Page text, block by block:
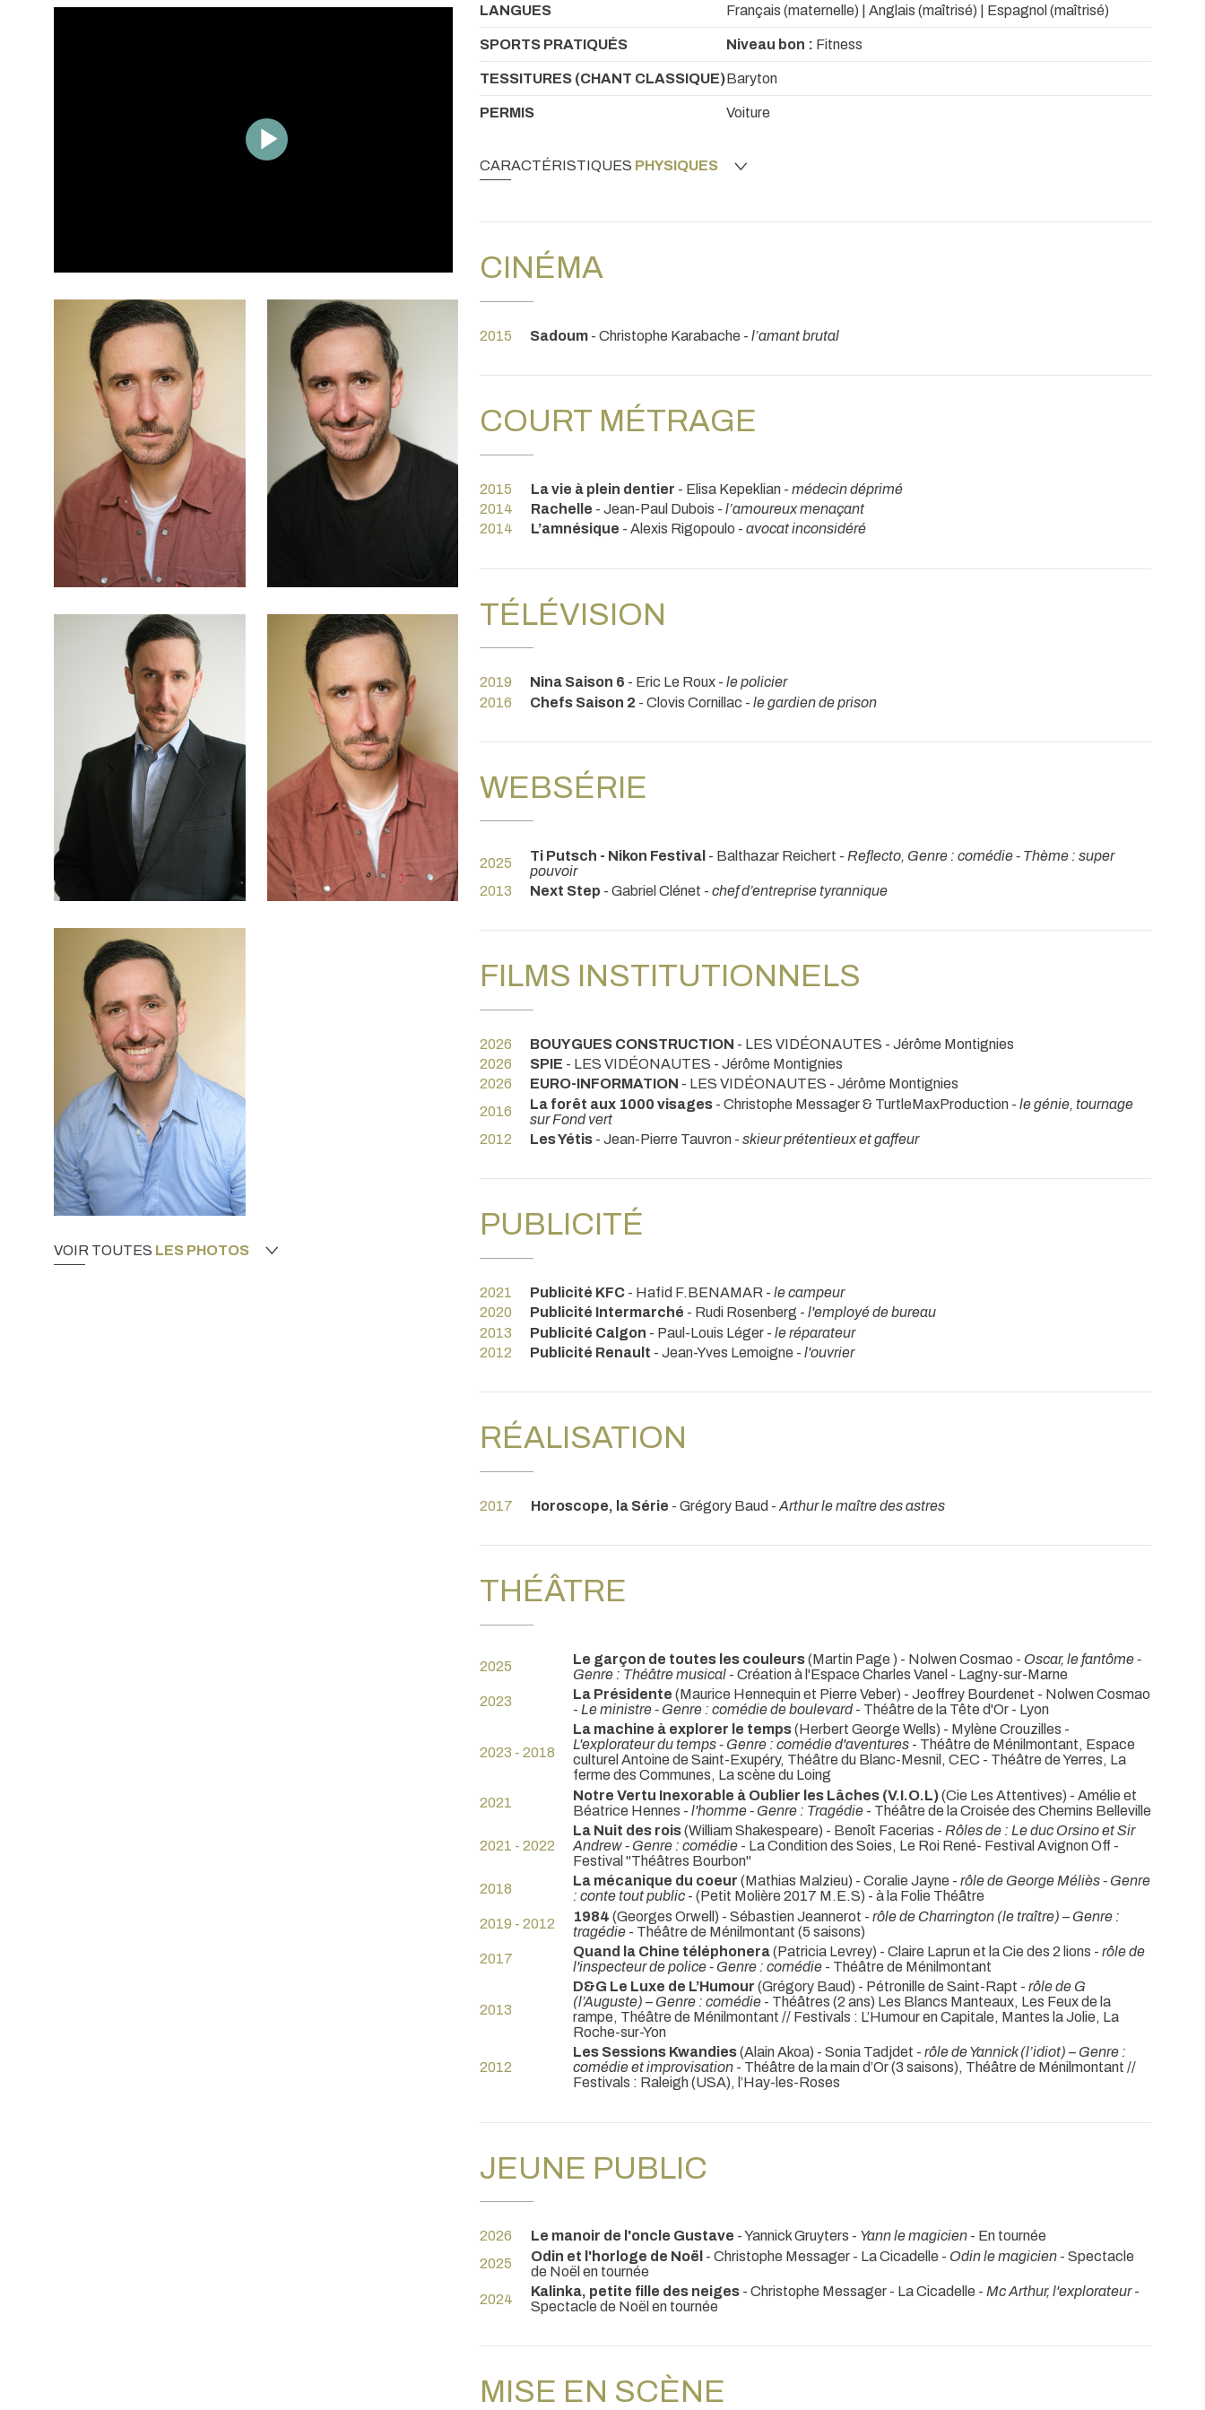
VOIR TOUTES LES PHOTOS
LANGUES Français (maternelle) | Anglais (maîtrisé) | Espagnol (maîtrisé)
SPORTS PRATIQUÉS Niveau bon : Fitness
TESSITURES (CHANT CLASSIQUE)Baryton
PERMIS Voiture
CARACTÉRISTIQUES PHYSIQUES
CINÉMA
2015 Sadoum - Christophe Karabache - l’amant brutal
COURT MÉTRAGE
2015 La vie à plein dentier - Elisa Kepeklian - médecin déprimé
2014
Rachelle - Jean-Paul Dubois - l’amoureux menaçant
2014
L’amnésique - Alexis Rigopoulo - avocat inconsidéré
TÉLÉVISION
2019 Nina Saison 6 - Eric Le Roux - le policier
2016
Chefs Saison 2 - Clovis Cornillac - le gardien de prison
WEBSÉRIE
2025 Ti Putsch - Nikon Festival - Balthazar Reichert - Reflecto, Genre : comédie - Thème : super
pouvoir
2013
Next Step - Gabriel Clénet - chef d’entreprise tyrannique
FILMS INSTITUTIONNELS
2026 BOUYGUES CONSTRUCTION - LES VIDÉONAUTES - Jérôme Montignies
2026
SPIE - LES VIDÉONAUTES - Jérôme Montignies
2026
EURO-INFORMATION - LES VIDÉONAUTES - Jérôme Montignies
2016
La forêt aux 1000 visages - Christophe Messager & TurtleMaxProduction - le génie, tournage
sur Fond vert
2012
Les Yétis - Jean-Pierre Tauvron - skieur prétentieux et gaffeur
PUBLICITÉ
2021 Publicité KFC - Hafid F.BENAMAR - le campeur
2020
Publicité Intermarché - Rudi Rosenberg - l'employé de bureau
2013
Publicité Calgon - Paul-Louis Léger - le réparateur
2012
Publicité Renault - Jean-Yves Lemoigne - l'ouvrier
RÉALISATION
2017 Horoscope, la Série - Grégory Baud - Arthur le maître des astres
THÉÂTRE
2025 Le garçon de toutes les couleurs(Martin Page ) - Nolwen Cosmao - Oscar, le fantôme -
Genre : Théâtre musical - Création à l'Espace Charles Vanel - Lagny-sur-Marne
2023
La Présidente (Maurice Hennequin et Pierre Veber) - Jeoffrey Bourdenet - Nolwen Cosmao
- Le ministre - Genre : comédie de boulevard- Théâtre de la Tête d'Or - Lyon
2023 - 2018
La machine à explorer le temps(Herbert George Wells) - Mylène Crouzilles -
L'explorateur du temps - Genre : comédie d'aventures - Théâtre de Ménilmontant, Espace
culturel Antoine de Saint-Exupéry, Théâtre du Blanc-Mesnil, CEC - Théâtre de Yerres, La
ferme des Communes, La scène du Loing
2021
Notre Vertu Inexorable à Oublier les Lâches (V.I.O.L)(Cie Les Attentives) - Amélie et
Béatrice Hennes - l'homme - Genre : Tragédie - Théâtre de la Croisée des Chemins Belleville
2021 - 2022
La Nuit des rois(William Shakespeare) - Benoît Facerias - Rôles de : Le duc Orsino et Sir
Andrew - Genre : comédie - La Condition des Soies, Le Roi René- Festival Avignon Off -
Festival "Théâtres Bourbon"
2018
La mécanique du coeur (Mathias Malzieu) - Coralie Jayne - rôle de George Méliès - Genre
: conte tout public - (Petit Molière 2017 M.E.S) - à la Folie Théâtre
2019 - 2012
1984 (Georges Orwell) - Sébastien Jeannerot - rôle de Charrington (le traître) – Genre :
tragédie - Théâtre de Ménilmontant (5 saisons)
2017
Quand la Chine téléphonera(Patricia Levrey) - Claire Laprun et la Cie des 2 lions - rôle de
l'inspecteur de police - Genre : comédie - Théâtre de Ménilmontant
2013
D&G Le Luxe de L’Humour (Grégory Baud) - Pétronille de Saint-Rapt - rôle de G
(l’Auguste) – Genre : comédie - Théâtres (2 ans) Les Blancs Manteaux, Les Feux de la
rampe, Théâtre de Ménilmontant // Festivals : L’Humour en Capitale, Mantes la Jolie, La
Roche-sur-Yon
2012
Les Sessions Kwandies(Alain Akoa) - Sonia Tadjdet - rôle de Yannick (l’idiot) – Genre :
comédie et improvisation - Théâtre de la main d’Or (3 saisons), Théâtre de Ménilmontant //
Festivals : Raleigh (USA), l’Hay-les-Roses
JEUNE PUBLIC
2026 Le manoir de l'oncle Gustave - Yannick Gruyters - Yann le magicien - En tournée
2025
Odin et l'horloge de Noël - Christophe Messager - La Cicadelle - Odin le magicien - Spectacle
de Noël en tournée
2024
Kalinka, petite fille des neiges - Christophe Messager - La Cicadelle - Mc Arthur, l'explorateur-
Spectacle de Noël en tournée
MISE EN SCÈNE